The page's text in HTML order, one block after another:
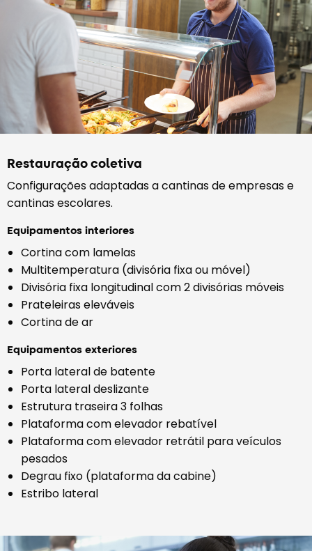
Restauração coletiva
Configurações adaptadas a cantinas de empresas e
cantinas escolares.
Equipamentos interiores
Cortina com lamelas
Multitemperatura (divisória fixa ou móvel)
Divisória fixa longitudinal com 2 divisórias móveis
Prateleiras eleváveis
Cortina de ar
Equipamentos exteriores
Porta lateral de batente
Porta lateral deslizante
Estrutura traseira 3 folhas
Plataforma com elevador rebatível
Plataforma com elevador retrátil para veículos
pesados
Degrau fixo (plataforma da cabine)
Estribo lateral